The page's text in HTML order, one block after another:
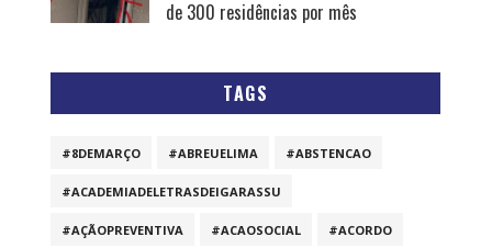
de 300 residências por mês
TAGS
#8DEMARÇO #ABREUELIMA #ABSTENCAO
#ACADEMIADELETRASDEIGARASSU
#AÇÃOPREVENTIVA #ACAOSOCIAL #ACORDO